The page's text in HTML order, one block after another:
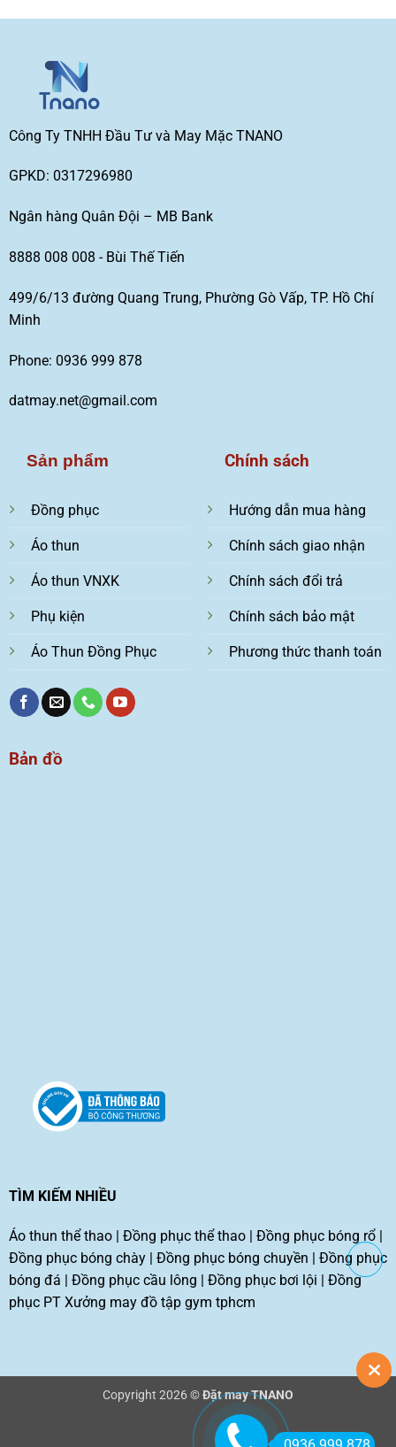
Công Ty TNHH Đầu Tư và May Mặc TNANO
GPKD: 0317296980
Ngân hàng Quân Đội – MB Bank
8888 008 008 - Bùi Thế Tiến
499/6/13 đường Quang Trung, Phường Gò Vấp, TP. Hồ Chí
Minh
Phone: 0936 999 878
datmay.net@gmail.com
Sản phẩm
Đồng phục
Áo thun
Áo thun VNXK
Phụ kiện
Áo Thun Đồng Phục
Chính sách
Hướng dẫn mua hàng
Chính sách giao nhận
Chính sách đổi trả
Chính sách bảo mật
Phương thức thanh toán
Bản đồ
TÌM KIẾM NHIỀU
Áo thun thể thao| Đồng phục thể thao| Đồng phục bóng rổ|
Đồng phục bóng chày| Đồng phục bóng chuyền
Đồng phục
bóng đá
Đồng phục cầu lông Đồng phục bơi lội
Đồng
phục PT Xưởng may đồ tập gym tphcm
Copyright 2026 ©Đặt may TNANO